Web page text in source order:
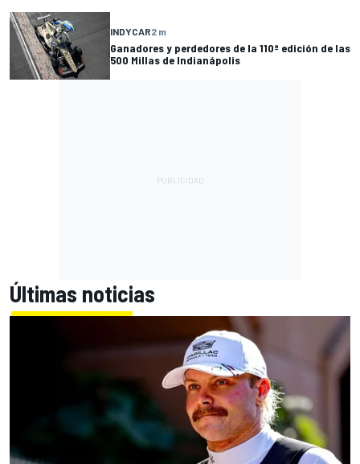
INDYCAR2 m
Ganadores y perdedores de la 110ª edición de las
500 Millas de Indianápolis
Últimas noticias